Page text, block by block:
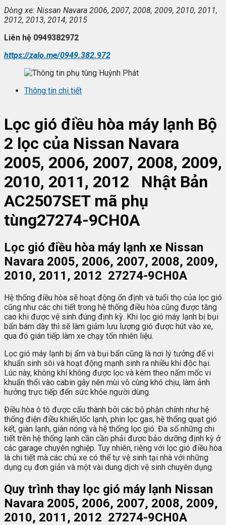
Dòng xe: Nissan Navara 2006, 2007, 2008, 2009, 2010, 2011,
2012, 2013, 2014, 2015
Liên hệ 0949382972
https://zalo.me/0949.382.972
Thông tin chi tiết
Lọc gió điều hòa máy lạnh Bộ
2 lọc của Nissan Navara
2005, 2006, 2007, 2008, 2009,
2010, 2011, 2012 Nhật Bản
AC2507SET mã phụ
tùng27274-9CH0A
Lọc gió điều hòa máy lạnh xe Nissan
Navara 2005, 2006, 2007, 2008, 2009,
2010, 2011, 2012 27274-9CH0A
Hệ thống điều hòa sẽ hoạt động ổn định và tuổi thọ của lọc gió
cũng như các chi tiết trong hệ thống điều hòa cũng được tăng
cao khi được vệ sinh đúng định kỳ. Khi lọc gió máy lạnh bị bụi
bẩn bám dày thì sẽ làm giảm lưu lượng gió được hút vào xe,
qua đó gián tiếp làm xe chạy tốn nhiên liệu.
Lọc gió máy lạnh bị ẩm và bụi bẩn cũng là nơi lý tưởng để vi
khuẩn sinh sôi và hoạt động mạnh sinh ra nhiều khí độc hại.
Lúc này, không khí không được lọc và kèm theo nấm mốc vi
khuẩn thổi vào cabin gây nên mùi vô cùng khó chịu, làm ảnh
hưởng trực tiếp đến sức khỏe người dùng.
Điều hòa ô tô được cấu thành bởi các bộ phận chính như hệ
thống điện điều khiển,lốc lạnh, phin lọc gas, hệ thống quạt gió
kết, giàn lạnh, giàn nóng và hệ thống lọc gió. Đa số những chi
tiết trên hệ thống lạnh cần cần phải được bảo dưỡng định kỳ ở
các garage chuyên nghiệp. Tuy nhiên, riêng với lọc gió điều hòa
là chi tiết mà các chủ xe có thể tự vệ sinh tại nhà với những
dụng cụ đơn giản và một vài dung dịch vệ sinh chuyên dụng.
Quy trình thay lọc gió máy lạnh Nissan
Navara 2005, 2006, 2007, 2008, 2009,
2010, 2011, 2012 27274-9CH0A